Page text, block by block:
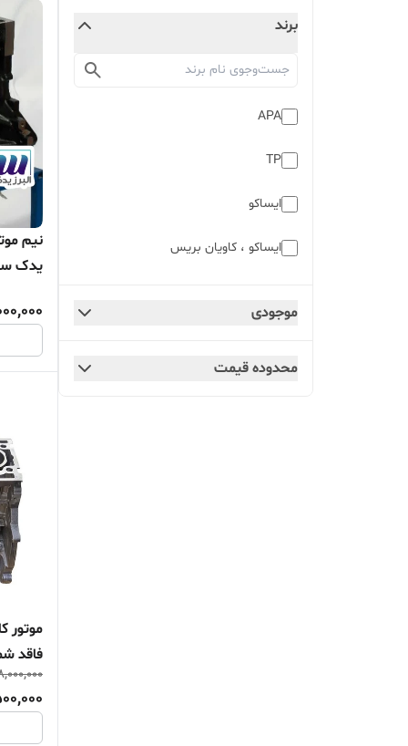
برند
APA
TP
ایساکو
ایساکو ، کاویان بریس
پریما
موجودی
محدوده قیمت
یدک
فاقد